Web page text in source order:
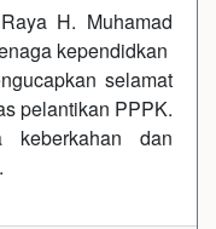
H. Muhamad
kependidkan
selamat
pelantikan PPPK.
keberkahan dan